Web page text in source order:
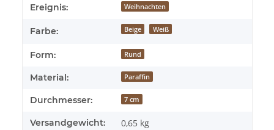
Produkteigenschaft
Wert
Ereignis: Weihnachten
Farbe: Beige Weiß
Form: Rund
Material: Paraffin
Durchmesser: 7 cm
Versandgewicht: 0,65 kg